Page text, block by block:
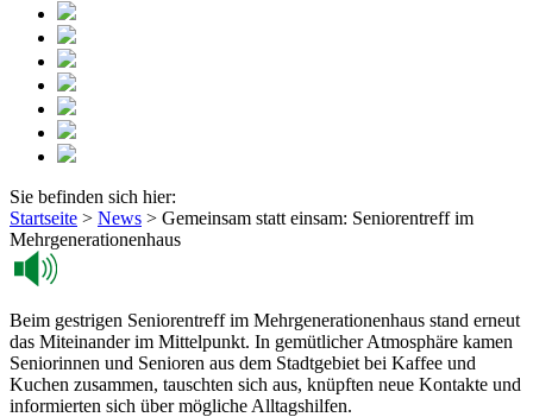
Sie befinden sich hier:
Startseite > News > Gemeinsam statt einsam: Seniorentreff im
Mehrgenerationenhaus
Beim gestrigen Seniorentreff im Mehrgenerationenhaus stand erneut
das Miteinander im Mittelpunkt. In gemütlicher Atmosphäre kamen
Seniorinnen und Senioren aus dem Stadtgebiet bei Kaffee und
Kuchen zusammen, tauschten sich aus, knüpften neue Kontakte und
informierten sich über mögliche Alltagshilfen.